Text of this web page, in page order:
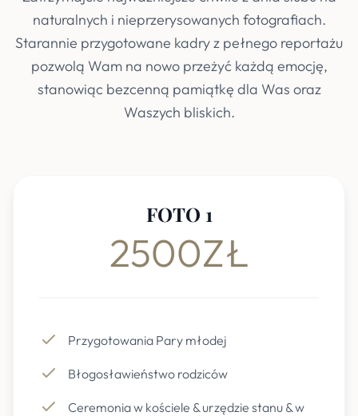
naturalnych i nieprzerysowanych fotografiach.
Starannie przygotowane kadry z pełnego reportażu
pozwolą Wam na nowo przeżyć każdą emocję,
stanowiąc bezcenną pamiątkę dla Was oraz
Waszych bliskich.
FOTO 1
2500ZŁ
Przygotowania Pary młodej
Błogosławieństwo rodziców
Ceremonia w kościele & urzędzie stanu & w